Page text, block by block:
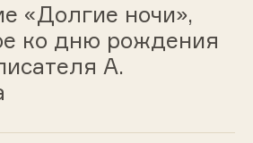
«Долгие ночи»,
ко дню рождения
А.